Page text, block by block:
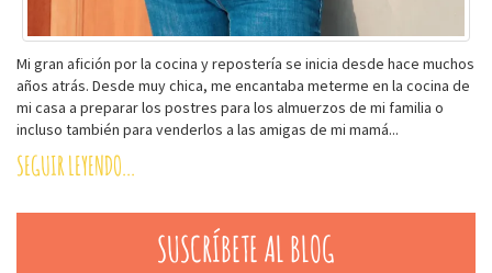
Mi gran afición por la cocina y repostería se inicia desde hace muchos
años atrás. Desde muy chica, me encantaba meterme en la cocina de
mi casa a preparar los postres para los almuerzos de mi familia o
incluso también para venderlos a las amigas de mi mamá...
SEGUIR LEYENDO...
SUSCRÍBETE AL BLOG